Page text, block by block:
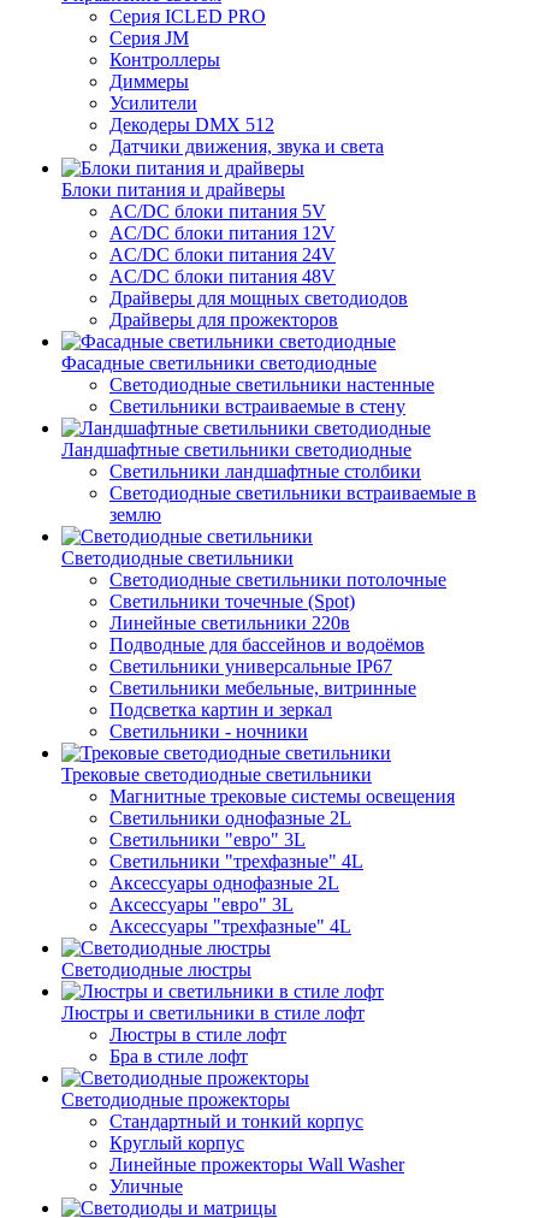
Серия ICLED PRO
Серия JM
Контроллеры
Диммеры
Усилители
Декодеры DMX 512
Датчики движения, звука и света
Блоки питания и драйверы
AC/DC блоки питания 5V
AC/DC блоки питания 12V
AC/DC блоки питания 24V
AC/DC блоки питания 48V
Драйверы для мощных светодиодов
Драйверы для прожекторов
Фасадные светильники светодиодные
Светодиодные светильники настенные
Светильники встраиваемые в стену
Ландшафтные светильники светодиодные
Светильники ландшафтные столбики
Светодиодные светильники встраиваемые в
землю
Светодиодные светильники
Светодиодные светильники потолочные
Светильники точечные (Spot)
Линейные светильники 220в
Подводные для бассейнов и водоёмов
Светильники универсальные IP67
Светильники мебельные, витринные
Подсветка картин и зеркал
Светильники - ночники
Трековые светодиодные светильники
Магнитные трековые системы освещения
Светильники однофазные 2L
Светильники "евро" 3L
Светильники "трехфазные" 4L
Аксессуары однофазные 2L
Аксессуары "евро" 3L
Аксессуары "трехфазные" 4L
Светодиодные люстры
Люстры и светильники в стиле лофт
Люстры в стиле лофт
Бра в стиле лофт
Светодиодные прожекторы
Стандартный и тонкий корпус
Круглый корпус
Линейные прожекторы Wall Washer
Уличные